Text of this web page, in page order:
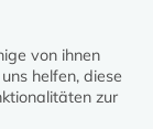
von ihnen
helfen, diese
zur